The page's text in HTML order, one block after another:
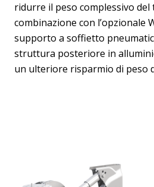
ridurre il peso complessivo del
combinazione con l’opzionale
supporto a soffietto
struttura posteriore in
un ulteriore risparmio di peso